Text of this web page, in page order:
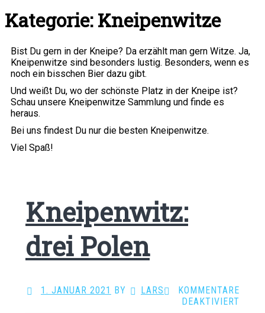
Kategorie:Kneipenwitze
Bist Du gern in der Kneipe? Da erzählt man gern Witze. Ja,
Kneipenwitze sind besonders lustig. Besonders, wenn es
noch ein bisschen Bier dazu gibt.
Und weißt Du, wo der schönste Platz in der Kneipe ist?
Schau unsere Kneipenwitze Sammlung und finde es
heraus.
Bei uns findest Du nur die besten Kneipenwitze.
Viel Spaß!
Kneipenwitz:
drei Polen
1. JANUAR 2021 BY LARS·
KOMMENTARE
DEAKTIVIERT